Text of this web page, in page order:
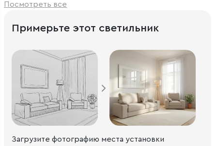
Посмотреть все
Примерьте этот светильник
Загрузите фотографию места установки